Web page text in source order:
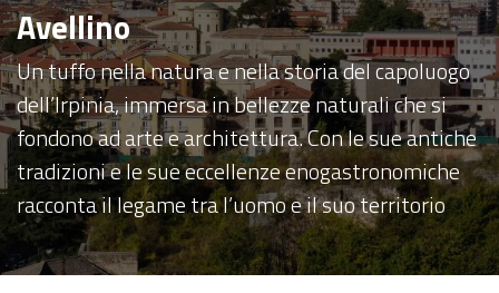
Avellino
Un tuffo nella natura e nella storia del capoluogo
dell’Irpinia, immersa in bellezze naturali che si
fondono ad arte e architettura. Con le sue antiche
tradizioni e le sue eccellenze enogastronomiche
racconta il legame tra l’uomo e il suo territorio